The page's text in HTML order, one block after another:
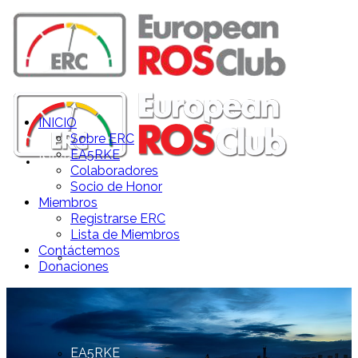
INICIO
Sobre ERC
EA5RKE
INICIO
Sobre ERC
EA5RKE
Colaboradores
Socio de Honor
Miembros
Registrarse ERC
Lista de Miembros
Contáctemos
Donaciones